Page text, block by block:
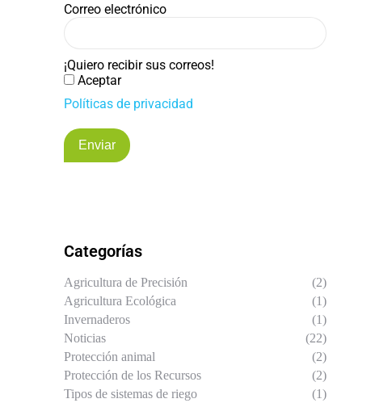
Correo electrónico
¡Quiero recibir sus correos!
Aceptar
Políticas de privacidad
Enviar
Categorías
Agricultura de Precisión
(2)
Agricultura Ecológica
(1)
Invernaderos
(1)
Noticias
(22)
Protección animal
(2)
Protección de los Recursos
(2)
Tipos de sistemas de riego
(1)